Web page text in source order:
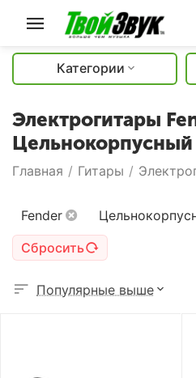
Категории
Электрогитары
Главная / Гитары /
Fender
Сбросить
Популярные выше